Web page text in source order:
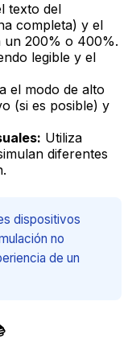
texto del
completa) y el
un 200% o 400%.
legible y el
el modo de alto
(si es posible) y
Utiliza
diferentes
dispositivos
no
de un